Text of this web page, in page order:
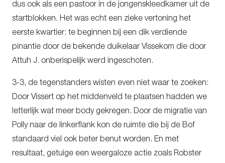
dus ook als een pastoor in de jongenskleedkamer uit de
startblokken. Het was echt een zieke vertoning het
eerste kwartier: te beginnen bij een dik verdiende
pinantie door de bekende duikelaar Vissekom die door
Attuh J. onberispelijk werd ingeschoten.
3-3, de tegenstanders wisten even niet waar te zoeken:
Door Vissert op het middenveld te plaatsen hadden we
letterlijk wat meer body gekregen. Door de migratie van
Polly naar de linkerflank kon de ruimte die bij de Bof
standaard viel ook beter benut worden. En met
resultaat, getuige een weergaloze actie zoals Robster